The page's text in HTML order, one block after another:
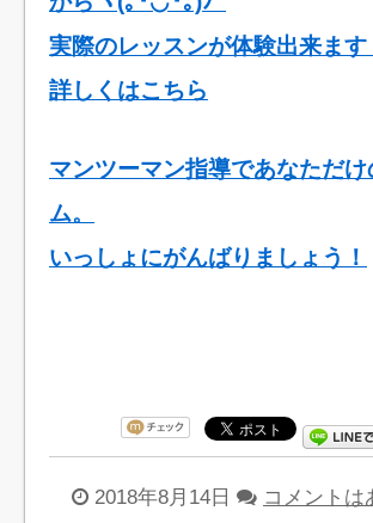
実際のレッスンが体験出来ます
詳しくはこちら
マンツーマン指導であなただけ
ム。
いっしょにがんばりましょう！
2018年8月14日
コメントは